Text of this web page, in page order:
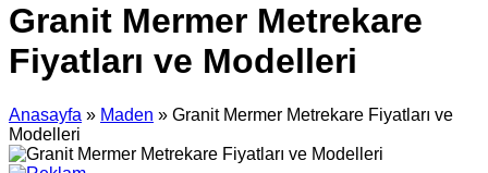
Granit Mermer Metrekare
Fiyatları ve Modelleri
Anasayfa » Maden » Granit Mermer Metrekare Fiyatları ve
Modelleri